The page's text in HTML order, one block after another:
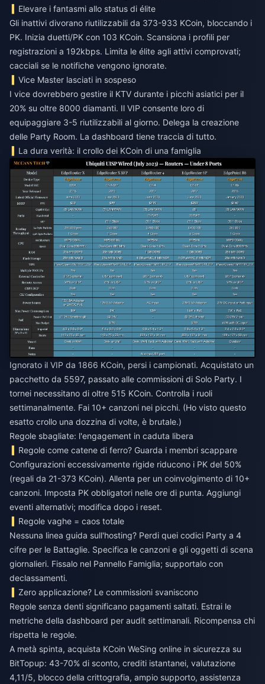
Elevare i fantasmi allo status di élite
Gli inattivi divorano riutilizzabili da 373-933 KCoin, bloccando i
PK. Inizia duetti/PK con 103 KCoin. Scansiona i profili per
registrazioni a 192kbps. Limita le élite agli attivi comprovati;
cacciali se le notifiche vengono ignorate.
Vice Master lasciati in sospeso
I vice dovrebbero gestire il KTV durante i picchi asiatici per il
20% su oltre 8000 diamanti. Il VIP consente loro di
equipaggiare 3-5 riutilizzabili al giorno. Delega la creazione
delle Party Room. La dashboard tiene traccia di tutto.
La dura verità: il crollo dei KCoin di una famiglia
Ignorato il VIP da 1866 KCoin, persi i campionati. Acquistato un
pacchetto da 5597, passato alle commissioni di Solo Party. I
tornei necessitano di oltre 515 KCoin. Controlla i ruoli
settimanalmente. Fai 10+ canzoni nei picchi. (Ho visto questo
esatto crollo una dozzina di volte, è brutale.)
Regole sbagliate: l'engagement in caduta libera
Regole come catene di ferro? Guarda i membri scappare
Configurazioni eccessivamente rigide riducono i PK del 50%
(regali da 21-373 KCoin). Allenta per un coinvolgimento di 10+
canzoni. Imposta PK obbligatori nelle ore di punta. Aggiungi
eventi alternativi; modifica dopo i reset.
Regole vaghe = caos totale
Nessuna linea guida sull'hosting? Perdi quei codici Party a 4
cifre per le Battaglie. Specifica le canzoni e gli oggetti di scena
giornalieri. Fissalo nel Pannello Famiglia; supportalo con
declassamenti.
Zero applicazione? Le commissioni svaniscono
Regole senza denti significano pagamenti saltati. Estrai le
metriche della dashboard per audit settimanali. Ricompensa chi
rispetta le regole.
A metà spinta, acquista KCoin WeSing online in sicurezza su
BitTopup: 43-70% di sconto, crediti istantanei, valutazione
4,11/5, blocco della crittografia, ampio supporto, assistenza